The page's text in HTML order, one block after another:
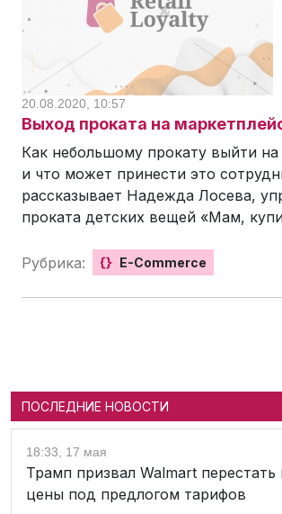
20.08.2020, 10:57
Выход проката на
Как небольшому прокату выйти на
и что может принести это
рассказывает Надежда Лосева,
проката детских вещей «Мам,
Рубрика: {} E-Commerce
ПОСЛЕДНИЕ НОВОСТИ
18:33, 17 мая
Трамп призвал Walmart
цены под предлогом тарифов